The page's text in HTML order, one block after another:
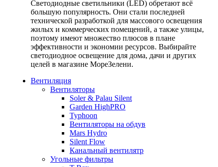
Светодиодные светильники (LED) обретают всё
большую популярность. Они стали последней
технической разработкой для массового освещения
жилых и коммерческих помещений, а также улицы,
поэтому имеют множество плюсов в плане
эффективности и экономии ресурсов. Выбирайте
светодиодное освещение для дома, дачи и других
целей в магазине МореЗелени.
Вентиляция
Вентиляторы
Soler & Palau Silent
Garden HighPRO
Typhoon
Вентиляторы на обдув
Mars Hydro
Silent Flow
Канальный вентилятр
Угольные фильтры